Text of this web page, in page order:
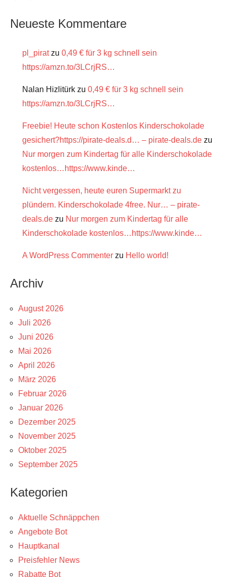
Neueste Kommentare
pl_piratzu 0,49 € für 3 kg schnell sein
https://amzn.to/3LCrjRS…
Nalan Hizlitürk zu 0,49 € für 3 kg schnell sein
https://amzn.to/3LCrjRS…
Freebie! Heute schon Kostenlos Kinderschokolade
gesichert?https://pirate-deals.d… – pirate-deals.de zu
Nur morgen zum Kindertag für alle Kinderschokolade
kostenlos…https://www.kinde…
Nicht vergessen, heute euren Supermarkt zu
plündern. Kinderschokolade 4free. Nur… – pirate-
deals.de zu Nur morgen zum Kindertag für alle
Kinderschokolade kostenlos…https://www.kinde…
A WordPress Commenter zu Hello world!
Archiv
August 2026
Juli 2026
Juni 2026
Mai 2026
April 2026
März 2026
Februar 2026
Januar 2026
Dezember 2025
November 2025
Oktober 2025
September 2025
Kategorien
Aktuelle Schnäppchen
Angebote Bot
Hauptkanal
Preisfehler News
Rabatte Bot